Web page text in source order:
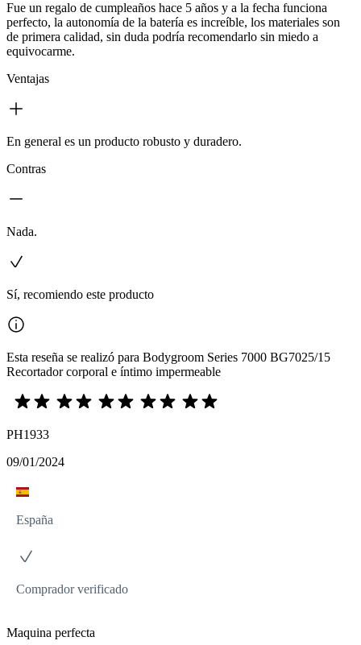
Fue un regalo de cumpleaños hace 5 años y a la fecha funciona
perfecto, la autonomía de la batería es increíble, los materiales son
de primera calidad, sin duda podría recomendarlo sin miedo a
equivocarme.
Ventajas
En general es un producto robusto y duradero.
Contras
Nada.
Sí, recomiendo este producto
Esta reseña se realizó para Bodygroom Series 7000 BG7025/15
Recortador corporal e íntimo impermeable
PH1933
09/01/2024
España
Comprador verificado
Maquina perfecta